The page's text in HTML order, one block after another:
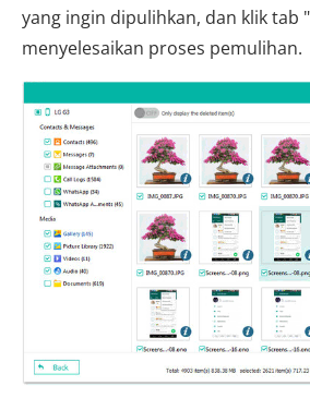
yang ingin dipulihkan, dan klik tab
menyelesaikan proses pemulihan.